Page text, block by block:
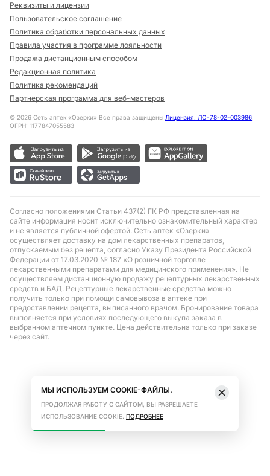
Реквизиты и лицензии
Пользовательское соглашение
Политика обработки персональных данных
Правила участия в программе лояльности
Продажа дистанционным способом
Редакционная политика
Политика рекомендаций
Партнерская программа для веб-мастеров
© 2026 Сеть аптек «Озерки» Все права защищены Лицензия: ЛО-78-02-003986,
ОГРН: 1177847055583
Согласно положениями Статьи 437(2) ГК РФ представленная на
сайте информация носит исключительно ознакомительный характер
и не является публичной офертой. Сеть аптек «Озерки»
осуществляет доставку на дом лекарственных препаратов,
отпускаемым без рецепта, согласно Указу Президента Российской
Федерации от 17.03.2020 № 187 «О розничной торговле
лекарственными препаратами для медицинского применения». Не
осуществляем дистанционную продажу рецептурных лекарственных
средств и БАД. Рецептурные лекарственные средства можно
получить только при помощи самовывоза в аптеке при
предоставлении рецепта, выписанного врачом. Бронирование товара
выполняется при условиях последующего выкупа заказа в
выбранном аптечном пункте. Цена действительна только при заказе
через сайт.
МЫ ИСПОЛЬЗУЕМ COOKIE-ФАЙЛЫ.
ПРОДОЛЖАЯ РАБОТУ С САЙТОМ, ВЫ РАЗРЕШАЕТЕ
ИСПОЛЬЗОВАНИЕ COOKIE. ПОДРОБНЕЕ